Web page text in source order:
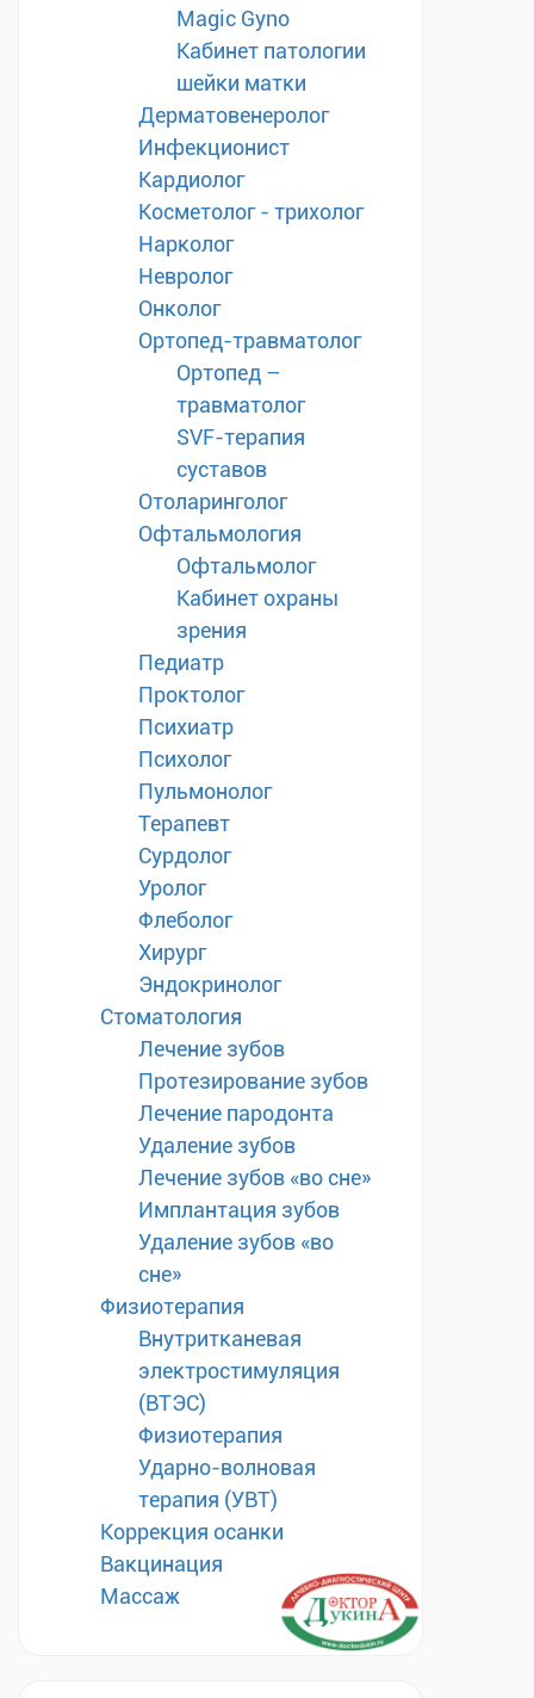
Magic Gyno
Кабинет патологии
шейки матки
Дерматовенеролог
Инфекционист
Кардиолог
Косметолог - трихолог
Нарколог
Невролог
Онколог
Ортопед-травматолог
Ортопед –
травматолог
SVF-терапия
суставов
Отоларинголог
Офтальмология
Офтальмолог
Кабинет охраны
зрения
Педиатр
Проктолог
Психиатр
Психолог
Пульмонолог
Терапевт
Сурдолог
Уролог
Флеболог
Хирург
Эндокринолог
Стоматология
Лечение зубов
Протезирование зубов
Лечение пародонта
Удаление зубов
Лечение зубов «во сне»
Имплантация зубов
Удаление зубов «во
сне»
Физиотерапия
Внутритканевая
электростимуляция
(ВТЭС)
Физиотерапия
Ударно-волновая
терапия (УВТ)
Коррекция осанки
Вакцинация
Массаж